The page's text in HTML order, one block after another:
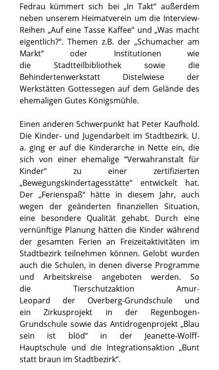
Fedrau kümmert sich bei „In Takt“ außerdem
neben unserem Heimatverein um die Interview-
Reihen „Auf eine Tasse Kaffee“ und „Was macht
eigentlich?“. Themen z.B. der „Schumacher am
Markt“ oder Institutionen wie
die Stadtteilbibliothek sowie die
Behindertenwerkstatt Distelwiese der
Werkstätten Gottessegen auf dem Gelände des
ehemaligen Gutes Königsmühle.
Einen anderen Schwerpunkt hat Peter Kaufhold.
Die Kinder- und Jugendarbeit im Stadtbezirk. U.
a. ging er auf die Kinderarche in Nette ein, die
sich von einer ehemalige “Verwahranstalt für
Kinder“ zu einer zertifizierten
„Bewegungskindertagesstätte“ entwickelt hat.
Der „Ferienspaß“ hätte in diesem Jahr, auch
wegen der geänderten finanziellen Situation,
eine besondere Qualität gehabt. Durch eine
vernünftige Planung hätten die Kinder während
der gesamten Ferien an Freizeitaktivitäten im
Stadtbezirk teilnehmen können. Gelobt wurden
auch die Schulen, in denen diverse Programme
und Arbeitskreise angeboten werden. So
die Tierschutzaktion Amur-
Leopard der Overberg-Grundschule und
ein Zirkusprojekt in der Regenbogen-
Grundschule sowie das Antidrogenprojekt „Blau
sein ist blöd“ in der Jeanette-Wolff-
Hauptschule und die Integrationsaktion „Bunt
statt braun im Stadtbezirk“.